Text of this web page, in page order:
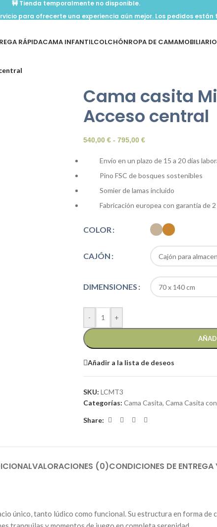
🚧 Tienda temporalmente no disponible.
para ofrecerte una experiencia aún mejor. Los pedidos
RÁPIDACAMA INFANTILCOLCHÓNROPA DE CAMA
Cama casita
Acceso central
540,00 € - 795,00 €
Envío en un plazo de 15 a 20 días
Pino FSC de bosques sostenibles
Somier de lamas incluido
Fabricación europea con garantía de 2
COLOR
CAJÓN
DIMENSIONES
- +
Añadir a la lista de deseos
SKU: LCMT3
Categorías: Cama Casita, Cama Casita
Share:
VALORACIONES (0)CONDICIONES DE
único, tanto lúdico como funcional. Su estructura en forma de